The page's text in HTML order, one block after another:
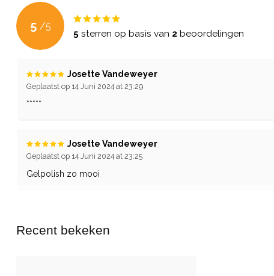
5 /5
5 sterren op basis van 2 beoordelingen
Josette Vandeweyer
Geplaatst op 14 Juni 2024 at 23:29
*****
Josette Vandeweyer
Geplaatst op 14 Juni 2024 at 23:25
Gelpolish zo mooi
Recent bekeken